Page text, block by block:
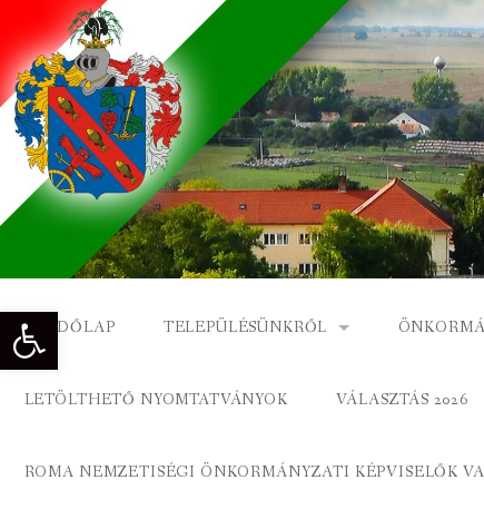
Eszköztár megnyitása
content
KEZDŐLAP TELEPÜLÉSÜNKRŐL
NAGYKÓNYI TÖRTÉNETE
LETÖLTHETŐ NYOMTATVÁNYOK VÁLASZTÁS 2026
ROMA NEMZETISÉGI ÖNKORMÁNYZATI KÉPVISELŐK